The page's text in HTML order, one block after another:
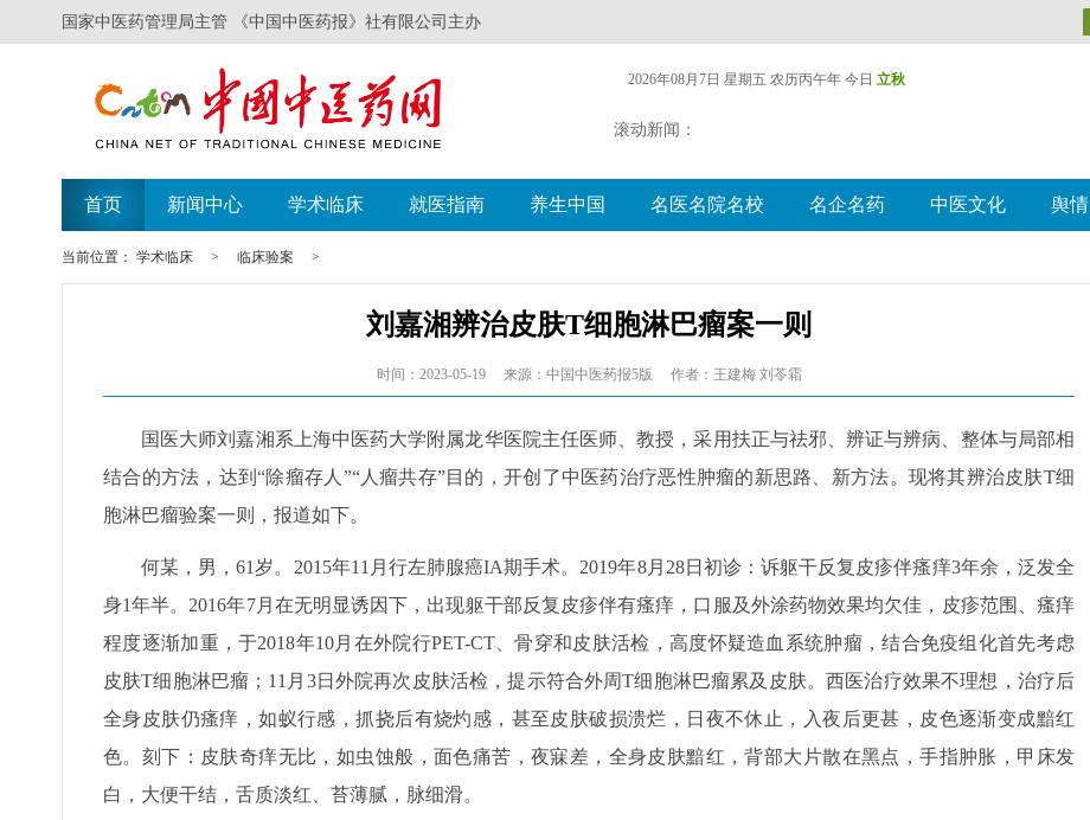
国家中医药管理局主管 《中国中医药报》社有限公司主办
2026年08月7日 星期五 农历丙午年 今日 立秋
滚动新闻：
首页 新闻中心 学术临床 就医指南 养生中国 名医名院名校 名企名药 中医文化 舆情
当前位置： 学术临床 > 临床验案 >
刘嘉湘辨治皮肤T细胞淋巴瘤案一则
时间：2023-05-19 来源：中国中医药报5版 作者：王建梅 刘苓霜
国医大师刘嘉湘系上海中医药大学附属龙华医院主任医师、教授，采用扶正与祛邪、辨证与辨病、整体与局部相
结合的方法，达到“除瘤存人”“人瘤共存”目的，开创了中医药治疗恶性肿瘤的新思路、新方法。现将其辨治皮肤T细
胞淋巴瘤验案一则，报道如下。
何某，男，61岁。2015年11月行左肺腺癌IA期手术。2019年8月28日初诊：诉躯干反复皮疹伴瘙痒3年余，泛发全
身1年半。2016年7月在无明显诱因下，出现躯干部反复皮疹伴有瘙痒，口服及外涂药物效果均欠佳，皮疹范围、瘙痒
程度逐渐加重，于2018年10月在外院行PET-CT、骨穿和皮肤活检，高度怀疑造血系统肿瘤，结合免疫组化首先考虑
皮肤T细胞淋巴瘤；11月3日外院再次皮肤活检，提示符合外周T细胞淋巴瘤累及皮肤。西医治疗效果不理想，治疗后
全身皮肤仍瘙痒，如蚁行感，抓挠后有烧灼感，甚至皮肤破损溃烂，日夜不休止，入夜后更甚，皮色逐渐变成黯红
色。刻下：皮肤奇痒无比，如虫蚀般，面色痛苦，夜寐差，全身皮肤黯红，背部大片散在黑点，手指肿胀，甲床发
白，大便干结，舌质淡红、苔薄腻，脉细滑。